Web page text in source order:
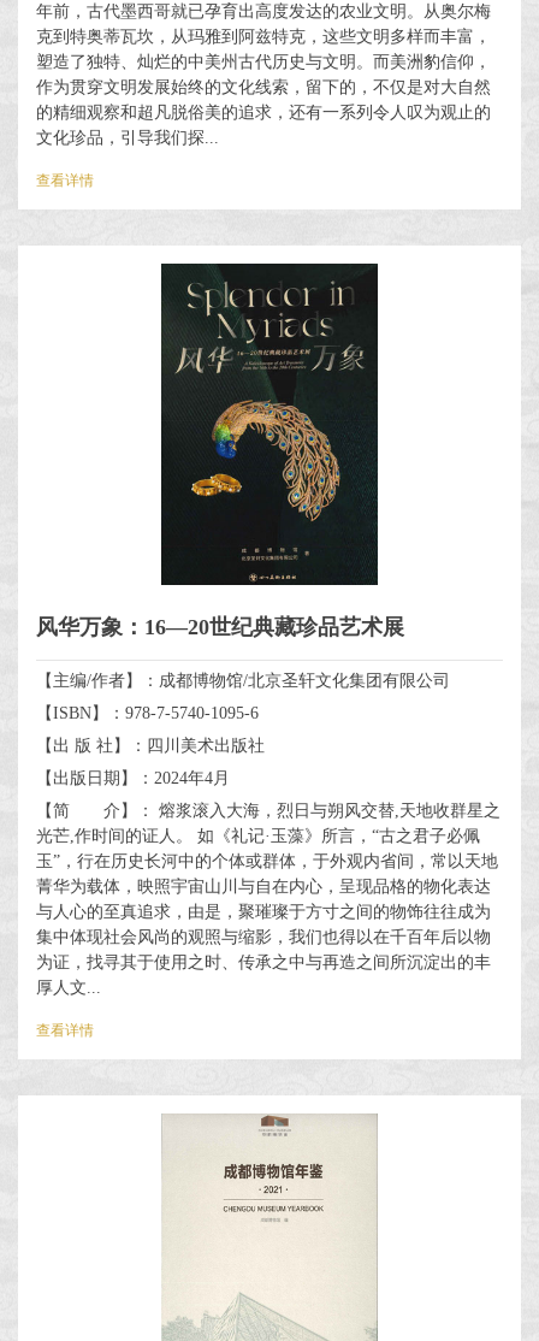
年前，古代墨西哥就已孕育出高度发达的农业文明。从奥尔梅
克到特奥蒂瓦坎，从玛雅到阿兹特克，这些文明多样而丰富，
塑造了独特、灿烂的中美州古代历史与文明。而美洲豹信仰，
作为贯穿文明发展始终的文化线索，留下的，不仅是对大自然
的精细观察和超凡脱俗美的追求，还有一系列令人叹为观止的
文化珍品，引导我们探...
查看详情
风华万象：16—20世纪典藏珍品艺术展
【主编/作者】：成都博物馆/北京圣轩文化集团有限公司
【ISBN】：978-7-5740-1095-6
【出 版 社】：四川美术出版社
【出版日期】：2024年4月
【简 介】： 熔浆滚入大海，烈日与朔风交替,天地收群星之
光芒,作时间的证人。 如《礼记·玉藻》所言，“古之君子必佩
玉”，行在历史长河中的个体或群体，于外观内省间，常以天地
菁华为载体，映照宇宙山川与自在内心，呈现品格的物化表达
与人心的至真追求，由是，聚璀璨于方寸之间的物饰往往成为
集中体现社会风尚的观照与缩影，我们也得以在千百年后以物
为证，找寻其于使用之时、传承之中与再造之间所沉淀出的丰
厚人文...
查看详情